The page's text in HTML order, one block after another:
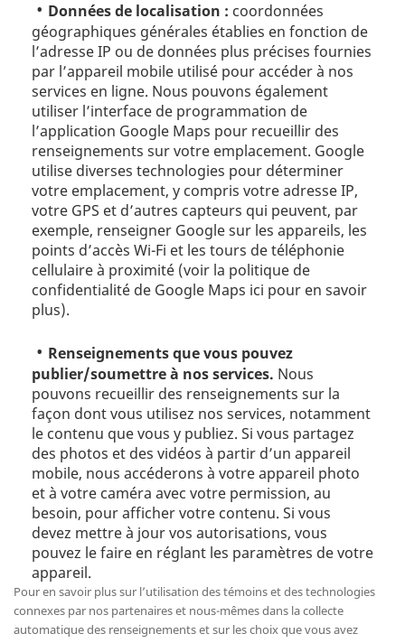
Données de localisation : coordonnées
géographiques générales établies en fonction de
l’adresse IP ou de données plus précises fournies
par l’appareil mobile utilisé pour accéder à nos
services en ligne. Nous pouvons également
utiliser l’interface de programmation de
l’application Google Maps pour recueillir des
renseignements sur votre emplacement. Google
utilise diverses technologies pour déterminer
votre emplacement, y compris votre adresse IP,
votre GPS et d’autres capteurs qui peuvent, par
exemple, renseigner Google sur les appareils, les
points d’accès Wi-Fi et les tours de téléphonie
cellulaire à proximité (voir la politique de
confidentialité de Google Maps ici pour en savoir
plus).
Renseignements que vous pouvez
publier/soumettre à nos services. Nous
pouvons recueillir des renseignements sur la
façon dont vous utilisez nos services, notamment
le contenu que vous y publiez. Si vous partagez
des photos et des vidéos à partir d’un appareil
mobile, nous accéderons à votre appareil photo
et à votre caméra avec votre permission, au
besoin, pour afficher votre contenu. Si vous
devez mettre à jour vos autorisations, vous
pouvez le faire en réglant les paramètres de votre
appareil.
Pour en savoir plus sur l’utilisation des témoins et des technologies
connexes par nos partenaires et nous-mêmes dans la collecte
automatique des renseignements et sur les choix que vous avez